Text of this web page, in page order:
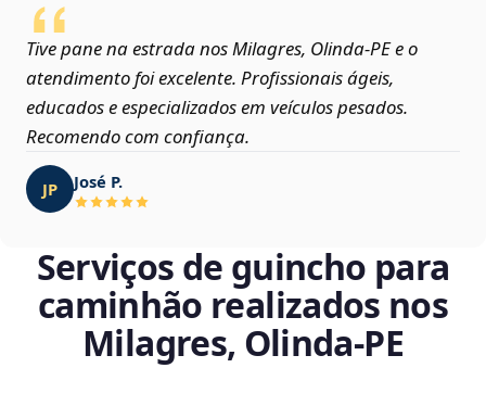
Tive pane na estrada nos Milagres, Olinda‑PE e o
atendimento foi excelente. Profissionais ágeis,
educados e especializados em veículos pesados.
Recomendo com confiança.
JP José P.
Serviços de guincho para
caminhão realizados nos
Milagres, Olinda‑PE